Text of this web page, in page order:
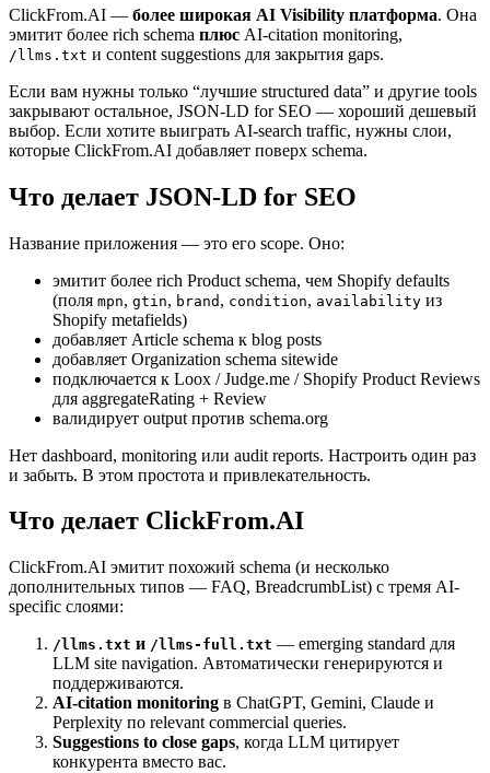
ClickFrom.AI — более широкая AI Visibility платформа. Она
эмитит более rich schema плюс AI-citation monitoring,
/llms.txt и content suggestions для закрытия gaps.
Если вам нужны только “лучшие structured data” и другие tools
закрывают остальное, JSON-LD for SEO — хороший дешевый
выбор. Если хотите выиграть AI-search traffic, нужны слои,
которые ClickFrom.AI добавляет поверх schema.
Что делает JSON-LD for SEO
Название приложения — это его scope. Оно:
эмитит более rich Product schema, чем Shopify defaults
(поля mpn, gtin, brand , condition, availability из
Shopify metafields)
добавляет Article schema к blog posts
добавляет Organization schema sitewide
подключается к Loox / Judge.me / Shopify Product Reviews
для aggregateRating + Review
валидирует output против schema.org
Нет dashboard, monitoring или audit reports. Настроить один раз
и забыть. В этом простота и привлекательность.
Что делает ClickFrom.AI
ClickFrom.AI эмитит похожий schema (и несколько
дополнительных типов — FAQ, BreadcrumbList) с тремя AI-
specific слоями:
/llms.txt и /llms-full.txt — emerging standard для
LLM site navigation. Автоматически генерируются и
поддерживаются.
AI-citation monitoring в ChatGPT, Gemini, Claude и
Perplexity по relevant commercial queries.
Suggestions to close gaps, когда LLM цитирует
конкурента вместо вас.